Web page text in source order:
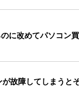
に改めてパソコン
が故障してしまうと